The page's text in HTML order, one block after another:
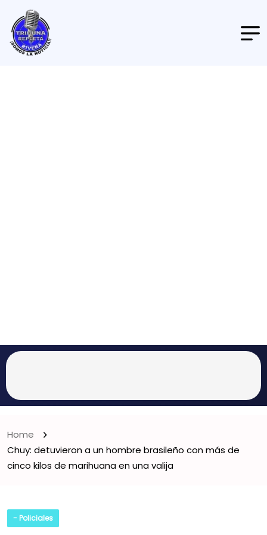
Home
Chuy: detuvieron a un hombre brasileño con más de
cinco kilos de marihuana en una valija
- Policiales